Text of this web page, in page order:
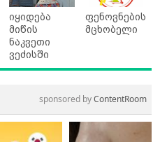
იყიდება
მიწის
ნაკვეთი
ვეძისში
ფენოვნების
მცხობელი
sponsored byContentRoom